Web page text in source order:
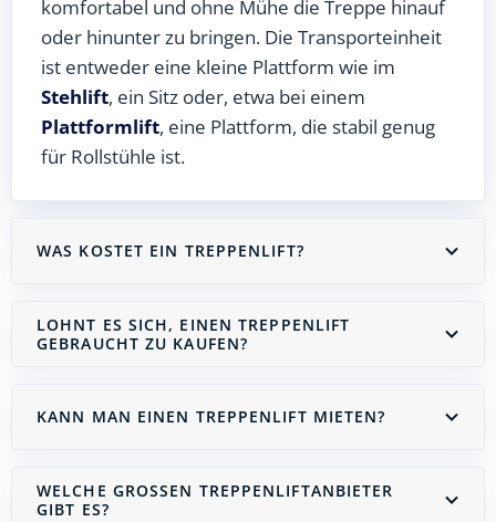
komfortabel und ohne Mühe die Treppe hinauf
oder hinunter zu bringen. Die Transporteinheit
ist entweder eine kleine Plattform wie im
Stehlift, ein Sitz oder, etwa bei einem
Plattformlift, eine Plattform, die stabil genug
für Rollstühle ist.
WAS KOSTET EIN TREPPENLIFT?
LOHNT ES SICH, EINEN TREPPENLIFT
GEBRAUCHT ZU KAUFEN?
KANN MAN EINEN TREPPENLIFT MIETEN?
WELCHE GROSSEN TREPPENLIFTANBIETER G
IBT ES?